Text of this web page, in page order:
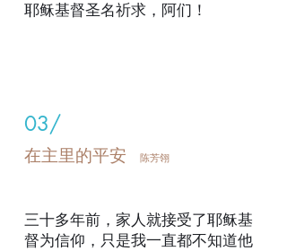
耶稣基督圣名祈求，阿们！
03/
在主里的平安 陈芳翎
三十多年前，家人就接受了耶稣基
督为信仰，只是我一直都不知道他